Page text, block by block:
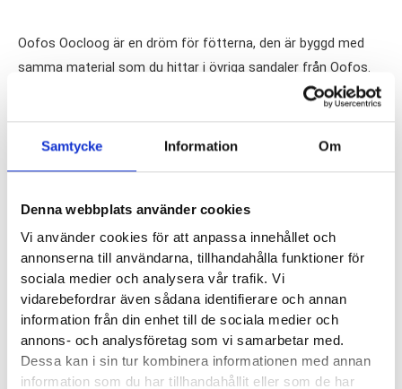
Samtycke Information Om
Denna webbplats använder cookies
Vi använder cookies för att anpassa innehållet och
annonserna till användarna, tillhandahålla funktioner för
sociala medier och analysera vår trafik. Vi
vidarebefordrar även sådana identifierare och annan
information från din enhet till de sociala medier och
annons- och analysföretag som vi samarbetar med.
Dessa kan i sin tur kombinera informationen med annan
information som du har tillhandahållit eller som de har
Oofos Oocloog är en dröm för fötterna, den är byggd med
samma material som du hittar i övriga sandaler från Oofos.
Oocloog är en träskoliknande modell med sagolikt behaglig
skölja av den och det täckta tåpartiet är de positiva
en sandal med täckta tår kan Oocloog vara ett utmärkt
alternativ.
Läst:Normal
Material: OOfoam™
Löstagbar innersula:
Butiker: Umeå